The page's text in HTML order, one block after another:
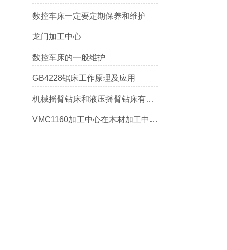
数控车床一定要定期保养和维护
龙门加工中心
数控车床的一般维护
GB4228锯床工作原理及应用
机械摇臂钻床和液压摇臂钻床有什么区别
VMC1160加工中心在木材加工中的应用